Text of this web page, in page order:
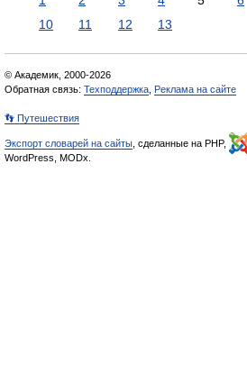
10
11 12 13
© Академик, 2000-2026
Обратная связь: Техподдержка Реклама на сайте
👣 Путешествия
Экспорт словарей на сайты , сделанные на PHP,
WordPress, MODx.